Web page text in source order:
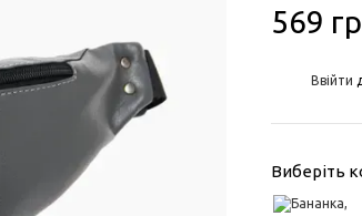
569
Ввійти
Виберіть